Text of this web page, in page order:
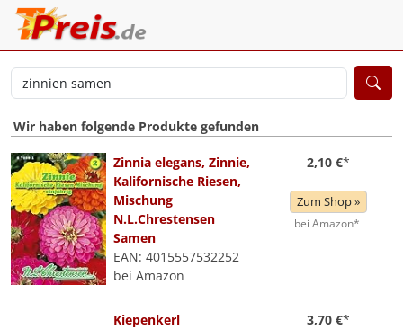
Wir haben folgende Produkte gefunden
Zinnia elegans, Zinnie,
Kalifornische Riesen,
Mischung
N.L.Chrestensen
Samen
EAN: 4015557532252
bei Amazon
2,10 €*
Zum Shop »
bei Amazon*
Kiepenkerl
3,70 €*